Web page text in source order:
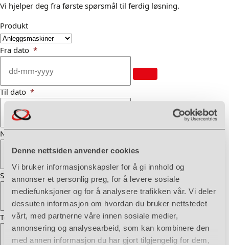
Denne nettsiden anvender cookies
Vi bruker informasjonskapsler for å gi innhold og
annonser et personlig preg, for å levere sosiale
mediefunksjoner og for å analysere trafikken vår. Vi deler
dessuten informasjon om hvordan du bruker nettstedet
vårt, med partnerne våre innen sosiale medier,
annonsering og analysearbeid, som kan kombinere den
med annen informasjon du har gjort tilgjengelig for dem,
Vi hjelper deg fra første spørsmål til ferdig løsning.
Produkt
Fra dato *
Til dato *
Navn
Sted og postnummer *
Telefon *